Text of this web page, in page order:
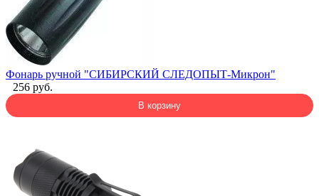
Фонарь ручной "СИБИРСКИЙ СЛЕДОПЫТ-Микрон"
256 руб.
В корзину